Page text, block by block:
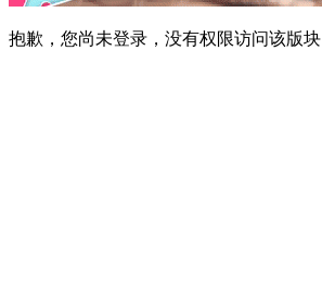
抱歉，您尚未登录，没有权限访问该版块